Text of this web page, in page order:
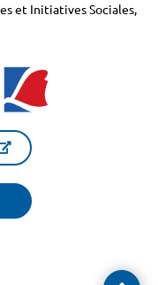
et Initiatives Sociales,